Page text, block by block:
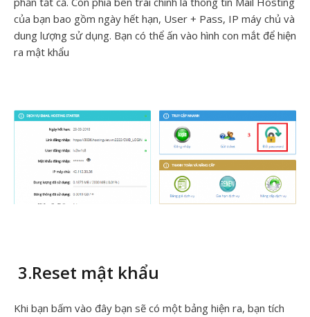
của bạn bao gồm ngày hết hạn, User + Pass, IP máy chủ và
dung lượng sử dụng. Bạn có thể ấn vào hình con mắt để hiện
ra mật khẩu
3.Reset mật khẩu
Khi bạn bấm vào đây bạn sẽ có một bảng hiện ra, bạn tích